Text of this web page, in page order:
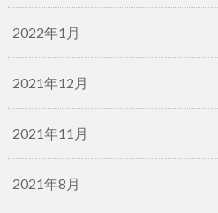
2022年1月
2021年12月
2021年11月
2021年8月